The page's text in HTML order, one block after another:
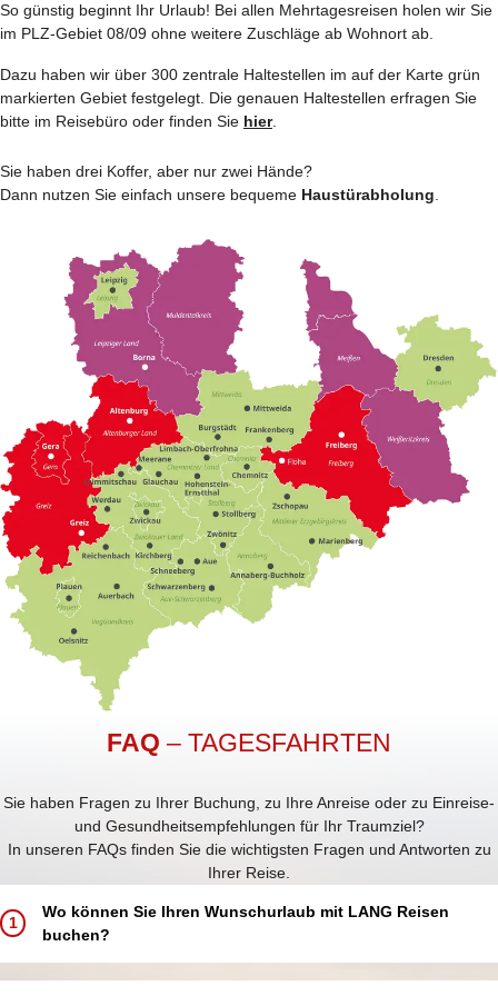
So günstig beginnt Ihr Urlaub! Bei allen Mehrtages­reisen holen wir Sie
im PLZ-Gebiet 08/09 ohne weitere Zuschläge ab Wohnort ab.
Dazu haben wir über 300 zentrale Haltestellen im auf der Karte grün
markierten Gebiet festgelegt. Die genauen Haltestellen erfragen Sie
bitte im Reisebüro oder finden Sie hier.
Sie haben drei Koffer, aber nur zwei Hände?
Dann nutzen Sie einfach unsere bequeme Haustürabholung.
FAQ – TAGESFAHRTEN
Sie haben Fragen zu Ihrer Buchung, zu Ihre Anreise oder zu Einreise-
und Gesundheitsempfehlungen für Ihr Traumziel?
In unseren FAQs finden Sie die wichtigsten Fragen und Antworten zu
Ihrer Reise.
1
Wo können Sie Ihren Wunschurlaub mit LANG Reisen
buchen?
Buchen Sie Ihren Traumurlaub ganz einfach und bequem: